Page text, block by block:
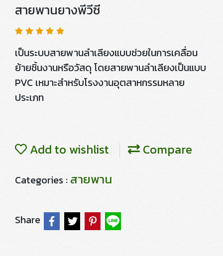
สายพานยางพีวีซี
เป็นระบบสายพานลำเลียงแบบช่วยในการเคลื่อน
ย้ายชิ้นงานหรือวัสดุ โดยสายพานลำเลียงเป็นแบบ
PVC เหมาะสำหรับโรงงานอุตสาหกรรมหลาย
ประเภท
Add to wishlist Compare
Categories : สายพาน
Share